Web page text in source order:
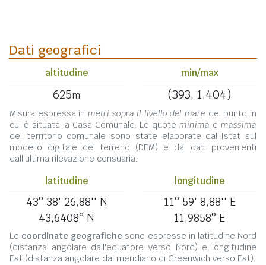
Dati geografici
altitudine
625m
min/max
(393, 1.404)
Misura espressa in metri sopra il livello del mare del punto in
cui è situata la Casa Comunale. Le quote minima e massima
del territorio comunale sono state elaborate dall'Istat sul
modello digitale del terreno (DEM) e dai dati provenienti
dall'ultima rilevazione censuaria.
latitudine
43° 38' 26,88'' N
43,6408° N
longitudine
11° 59' 8,88'' E
11,9858° E
Le coordinate geografiche sono espresse in latitudine Nord
(distanza angolare dall'equatore verso Nord) e longitudine
Est (distanza angolare dal meridiano di Greenwich verso Est).